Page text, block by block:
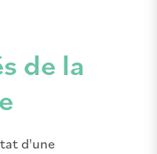
de la
d'une